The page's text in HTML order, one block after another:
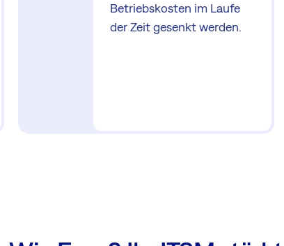
Betriebskosten im Laufe
der Zeit gesenkt werden.